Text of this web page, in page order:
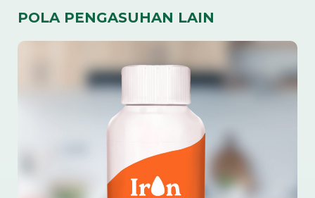
POLA PENGASUHAN LAIN